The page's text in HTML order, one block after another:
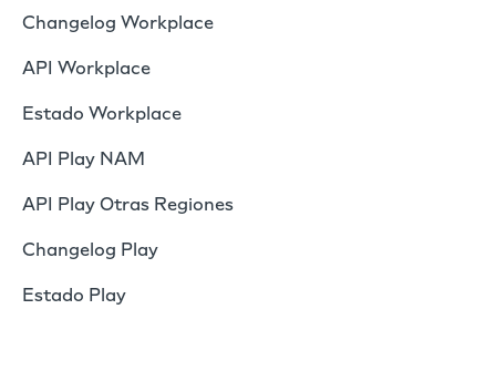
Changelog Workplace
API Workplace
Estado Workplace
API Play NAM
API Play Otras Regiones
Changelog Play
Estado Play